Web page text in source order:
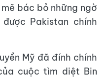
bác bỏ những ngờ
Pakistan chính
Mỹ đã đính chính
cuộc tìm diệt Bin